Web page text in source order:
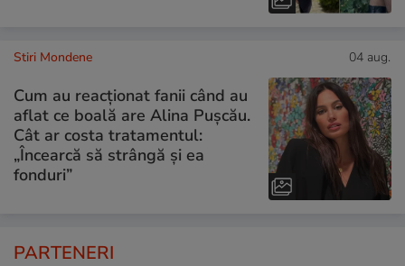
Stiri Mondene 04 aug.
Cum au reacționat fanii când au
aflat ce boală are Alina Pușcău.
Cât ar costa tratamentul:
„Încearcă să strângă și ea
fonduri”
PARTENERI